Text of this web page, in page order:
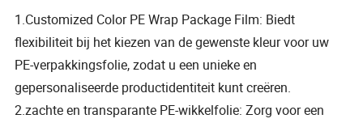
1.Customized Color PE Wrap Package Film: Biedt
flexibiliteit bij het kiezen van de gewenste kleur voor uw
PE-verpakkingsfolie, zodat u een unieke en
gepersonaliseerde productidentiteit kunt creëren.
2.zachte en transparante PE-wikkelfolie: Zorg voor een